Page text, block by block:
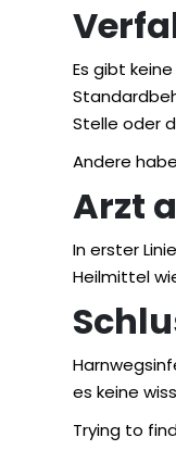
Es gibt
Stelle oder
Andere
Arzt
In erster
Heilmittel
es keine
Trying to